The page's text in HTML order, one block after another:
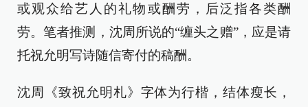
或观众给艺人的礼物或酬劳，后泛指各类酬
劳。笔者推测，沈周所说的“缠头之赠”，应是请
托祝允明写诗随信寄付的稿酬。
沈周《致祝允明札》字体为行楷，结体瘦长，